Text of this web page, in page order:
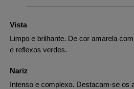
Vista
Limpo e brilhante. De cor amarela
e reflexos verdes.
Nariz
Intenso e complexo. Destacam-se os